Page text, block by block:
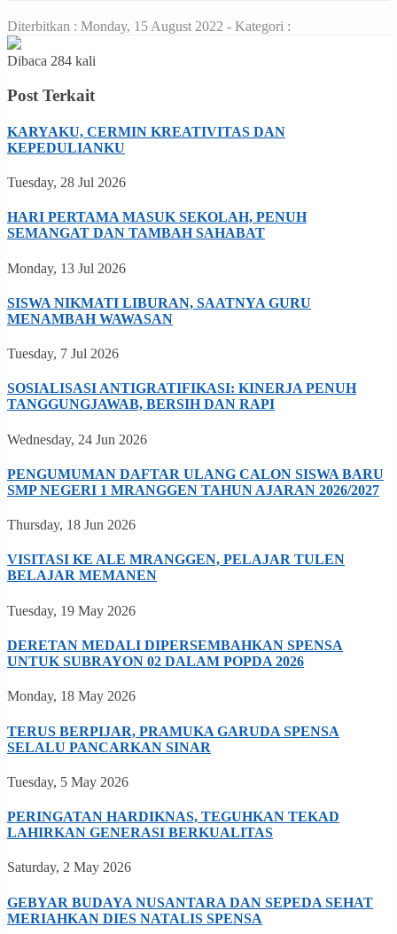
Diterbitkan : Monday, 15 August 2022 - Kategori :
Dibaca 284 kali
Post Terkait
KARYAKU, CERMIN KREATIVITAS DAN
KEPEDULIANKU
Tuesday, 28 Jul 2026
HARI PERTAMA MASUK SEKOLAH, PENUH
SEMANGAT DAN TAMBAH SAHABAT
Monday, 13 Jul 2026
SISWA NIKMATI LIBURAN, SAATNYA GURU
MENAMBAH WAWASAN
Tuesday, 7 Jul 2026
SOSIALISASI ANTIGRATIFIKASI: KINERJA PENUH
TANGGUNGJAWAB, BERSIH DAN RAPI
Wednesday, 24 Jun 2026
PENGUMUMAN DAFTAR ULANG CALON SISWA BARU
SMP NEGERI 1 MRANGGEN TAHUN AJARAN 2026/2027
Thursday, 18 Jun 2026
VISITASI KE ALE MRANGGEN, PELAJAR TULEN
BELAJAR MEMANEN
Tuesday, 19 May 2026
DERETAN MEDALI DIPERSEMBAHKAN SPENSA
UNTUK SUBRAYON 02 DALAM POPDA 2026
Monday, 18 May 2026
TERUS BERPIJAR, PRAMUKA GARUDA SPENSA
SELALU PANCARKAN SINAR
Tuesday, 5 May 2026
PERINGATAN HARDIKNAS, TEGUHKAN TEKAD
LAHIRKAN GENERASI BERKUALITAS
Saturday, 2 May 2026
GEBYAR BUDAYA NUSANTARA DAN SEPEDA SEHAT
MERIAHKAN DIES NATALIS SPENSA